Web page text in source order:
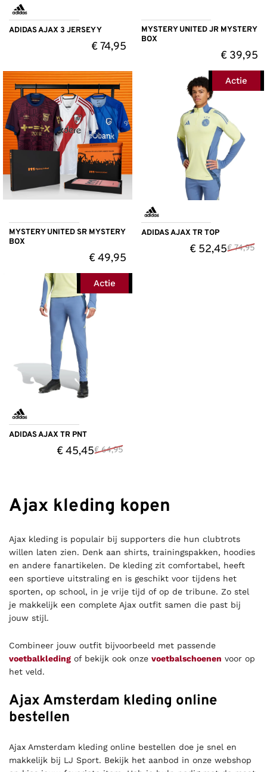
ADIDAS AJAX 3 JERSEY Y
€74,95
MYSTERY UNITED JR MYSTERY
BOX
€ 39,95
MYSTERY UNITED SR MYSTERY
BOX
€49,95
Actie
ADIDAS AJAX TR TOP
€ 52,45€74,95
Actie
ADIDAS AJAX TR PNT
€45,45€64,95
Ajax kleding kopen
Ajax kleding is populair bij supporters die hun clubtrots
willen laten zien. Denk aan shirts, trainingspakken, hoodies
en andere fanartikelen. De kleding zit comfortabel, heeft
een sportieve uitstraling en is geschikt voor tijdens het
sporten, op school, in je vrije tijd of op de tribune. Zo stel
je makkelijk een complete Ajax outfit samen die past bij
jouw stijl.
Combineer jouw outfit bijvoorbeeld met passende
voetbalkleding of bekijk ook onze voetbalschoenen voor op
het veld.
Ajax Amsterdam kleding online
bestellen
Ajax Amsterdam kleding online bestellen doe je snel en
makkelijk bij LJ Sport. Bekijk het aanbod in onze webshop